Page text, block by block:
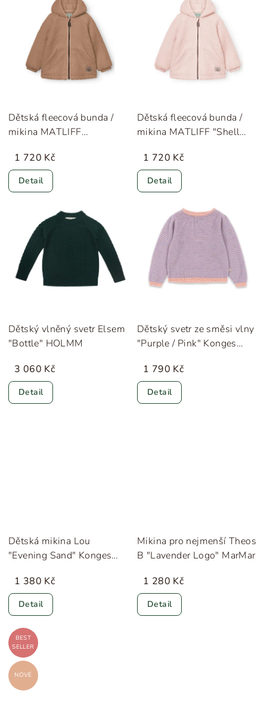
Dětská fleecová bunda /
mikina MATLIFF
TURE
1 720 Kč
Detail
Dětská fleecová bunda /
mikina MATLIFF "Shell
1 720 Kč
Detail
Dětský vlněný svetr Elsem
"Bottle" HOLMM
3 060 Kč
Detail
Dětský svetr ze směsi vlny
"Purple / Pink" Konges
1 790 Kč
Detail
Dětská mikina Lou
"Evening Sand" Konges
1 380 Kč
Detail
Mikina pro nejmenší Theos
B "Lavender Logo" MarMar
1 280 Kč
Detail
BEST
SELLER
NOVÉ